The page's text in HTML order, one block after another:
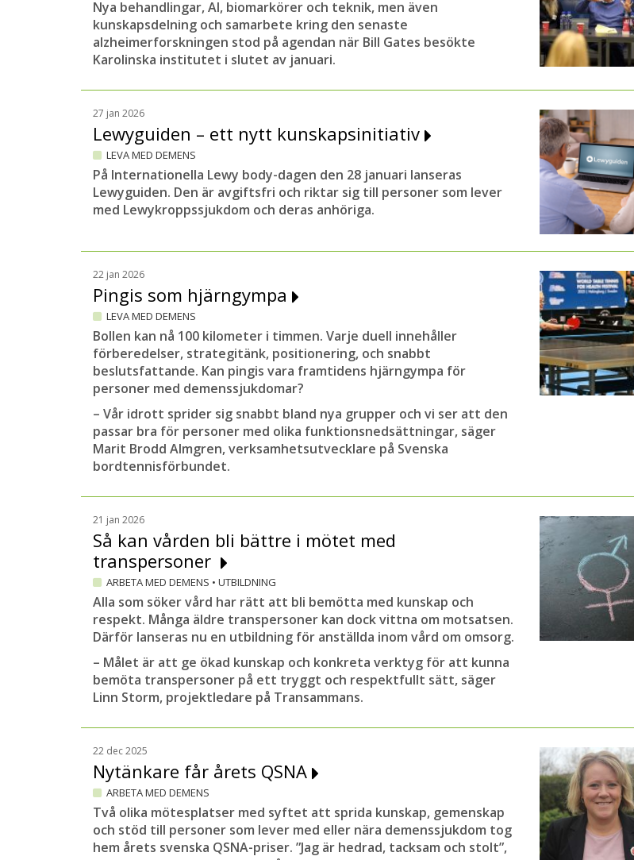
Nya behandlingar, AI, biomarkörer och teknik, men även
kunskapsdelning och samarbete kring den senaste
alzheimerforskningen stod på agendan när Bill Gates besökte
Karolinska institutet i slutet av januari.
27 jan 2026
Lewyguiden – ett nytt kunskapsinitiativ
LEVA MED DEMENS
På Internationella Lewy body-dagen den 28 januari lanseras
Lewyguiden. Den är avgiftsfri och riktar sig till personer som lever
med Lewykroppssjukdom och deras anhöriga.
22 jan 2026
Pingis som hjärngympa
LEVA MED DEMENS
Bollen kan nå 100 kilometer i timmen. Varje duell innehåller
förberedelser, strategitänk, positionering, och snabbt
beslutsfattande. Kan pingis vara framtidens hjärngympa för
personer med demenssjukdomar?
– Vår idrott sprider sig snabbt bland nya grupper och vi ser att den
passar bra för personer med olika funktionsnedsättningar, säger
Marit Brodd Almgren, verksamhetsutvecklare på Svenska
bordtennisförbundet.
21 jan 2026
Så kan vården bli bättre i mötet med
transpersoner
ARBETA MED DEMENS • UTBILDNING
Alla som söker vård har rätt att bli bemötta med kunskap och
respekt. Många äldre transpersoner kan dock vittna om motsatsen.
Därför lanseras nu en utbildning för anställda inom vård om omsorg.
– Målet är att ge ökad kunskap och konkreta verktyg för att kunna
bemöta transpersoner på ett tryggt och respektfullt sätt, säger
Linn Storm, projektledare på Transammans.
22 dec 2025
Nytänkare får årets QSNA
ARBETA MED DEMENS
Två olika mötesplatser med syftet att sprida kunskap, gemenskap
och stöd till personer som lever med eller nära demenssjukdom tog
hem årets svenska QSNA-priser. ”Jag är hedrad, tacksam och stolt”,